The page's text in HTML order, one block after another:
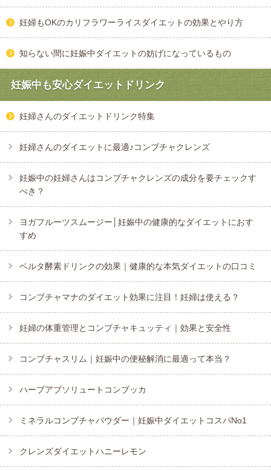
妊婦もOKのカリフラワーライスダイエットの効果とやり方
知らない間に妊娠中ダイエットの妨げになっているもの
妊娠中も安心ダイエットドリンク
妊婦さんのダイエットドリンク特集
妊婦さんのダイエットに最適♪コンブチャクレンズ
妊娠中の妊婦さんはコンブチャクレンズの成分を要チェックす
べき？
ヨガフルーツスムージー│妊娠中の健康的なダイエットにおす
すめ
ベルタ酵素ドリンクの効果｜健康的な本気ダイエットの口コミ
コンブチャマナのダイエット効果に注目！妊婦は使える？
妊婦の体重管理とコンブチャキュッティ｜効果と安全性
コンブチャスリム｜妊娠中の便秘解消に最適って本当？
ハーブアブソリュートコンブッカ
ミネラルコンブチャパウダー｜妊娠中ダイエットコスパNo1
クレンズダイエットハニーレモン